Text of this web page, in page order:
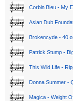
Corbin Bleu - My
Asian Dub
Brokencyde - 40
Patrick Stump -
This Wild Life -
Donna Summer -
Magica - Weight